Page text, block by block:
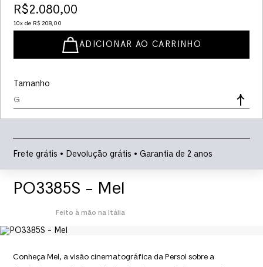
Tamanho
G
R$2.080,00
10x de R$ 208,00
ADICIONAR AO CARRINHO
Frete grátis • Devolução grátis • Garantia de 2 anos
PO3385S - Mel
Feito à mão na Itália
Conheça Mel, a visão cinematográfica da Persol sobre a